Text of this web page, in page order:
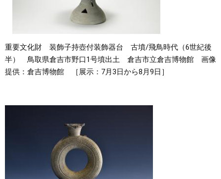
重要文化財 装飾子持壺付装飾器台 古墳/飛鳥時代（6世紀後
半） 鳥取県倉吉市野口1号墳出土 倉吉市立倉吉博物館 画像
提供：倉吉博物館 ［展示：7月3日から8月9日］